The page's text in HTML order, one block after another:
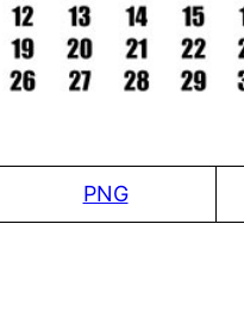
PNG